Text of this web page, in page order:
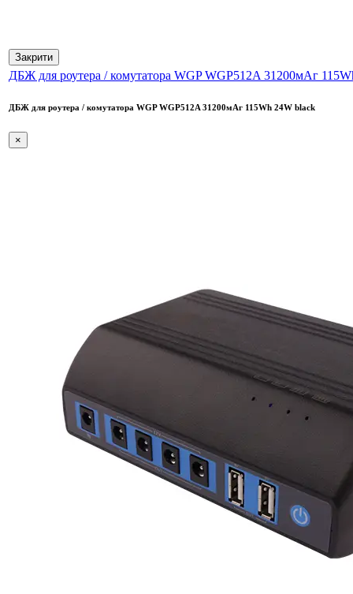
Закрити
ДБЖ для роутера / комутатора WGP WGP512A 31200мАг
ДБЖ для роутера / комутатора WGP WGP512A 31200мАг 115Wh 24W black
×